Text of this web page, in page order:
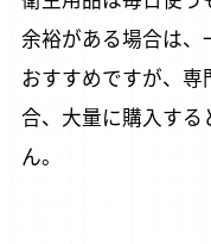
余裕がある場合は、
おすすめですが、
合、大量に購入する
ん。